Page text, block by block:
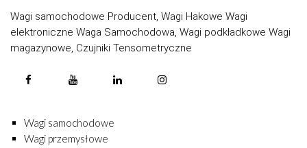
Wagi samochodowe Producent, Wagi Hakowe Wagi
elektroniczne Waga Samochodowa, Wagi podkładkowe Wagi
magazynowe, Czujniki Tensometryczne
Wagi samochodowe
Wagi przemysłowe